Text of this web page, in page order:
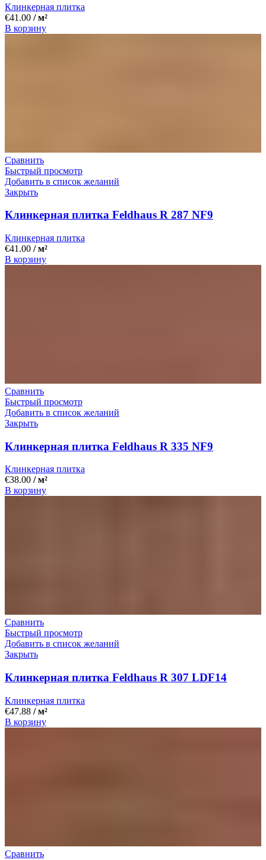
Клинкерная плитка
€41.00 / м²
В корзину
Сравнить
Быстрый просмотр
Добавить в список желаний
Закрыть
Клинкерная плитка Feldhaus R 287 NF9
Клинкерная плитка
€41.00 / м²
В корзину
Сравнить
Быстрый просмотр
Добавить в список желаний
Закрыть
Клинкерная плитка Feldhaus R 335 NF9
Клинкерная плитка
€38.00 / м²
В корзину
Сравнить
Быстрый просмотр
Добавить в список желаний
Закрыть
Клинкерная плитка Feldhaus R 307 LDF14
Клинкерная плитка
€47.88 / м²
В корзину
Сравнить